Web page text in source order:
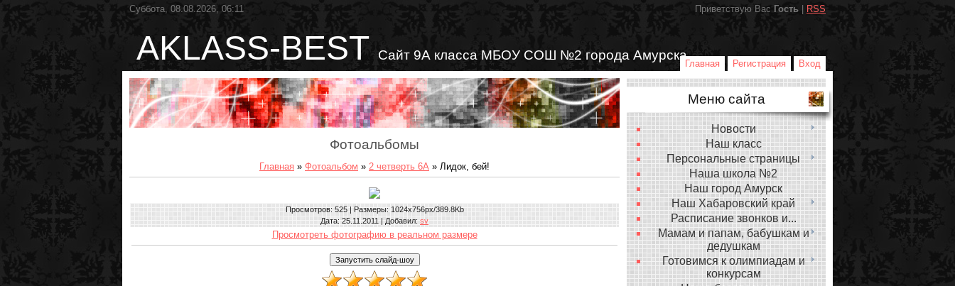
Суббота, 08.08.2026, 06:11 Приветствую Вас Гость RSS
AKLASS-BEST Сайт 9А класса МБОУ СОШ №2 города Амурска
Главная Регистрация Вход
Фотоальбомы
Главная » Фотоальбом » 2 четверть 6А » Лидок, бей!
Просмотров: 525 | Размеры: 1024x756px/389.8Kb
Дата: 25.11.2011 | Добавил: sv
Просмотреть фотографию в реальном размере
Меню сайта
Новости
Наш класс
Персональные страницы
Наша школа №2
Наш город Амурск
Наш Хабаровский край
Расписание звонков и...
Мамам и папам, бабушкам и
дедушкам
Готовимся к олимпиадам и
конкурсам